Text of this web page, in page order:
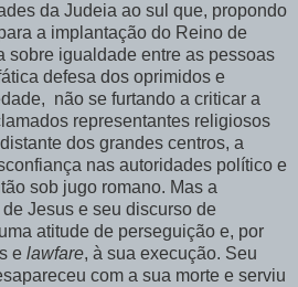
da Judeia ao sul que, propondo
a implantação do Reino de
sobre igualdade entre as pessoas
defesa dos oprimidos e
não se furtando a criticar a
representantes religiosos
dos grandes centros, a
nas autoridades político e
sob jugo romano. Mas a
Jesus e seu discurso de
atitude de perseguição e, por
e lawfare, à sua execução. Seu
com a sua morte e serviu